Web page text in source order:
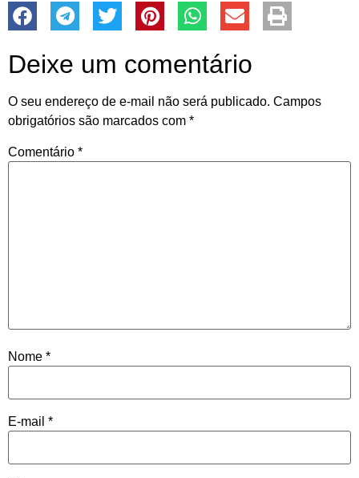
Deixe um comentário
O seu endereço de e-mail não será publicado. Campos
obrigatórios são marcados com *
Comentário *
Nome *
E-mail *